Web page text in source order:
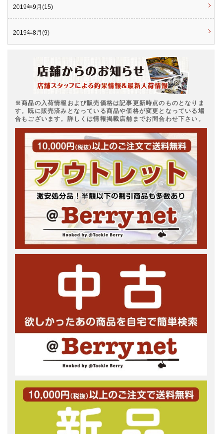
2019年9月(15)
2019年8月(9)
※商品の入荷情報および販売価格は記事更新時点のものとなりま
す。既に販売済みとなっている商品や価格が変更となっている場
合もございます。詳しくは情報掲載店舗までお問合わせ下さい。